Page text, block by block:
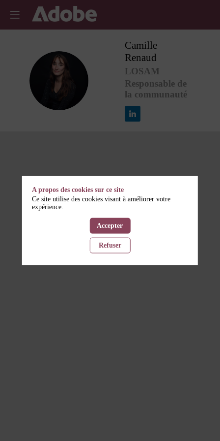
CR
Camille
Renaud
LOSAM
Responsable de
la communauté
A propos des cookies sur ce site
Ce site utilise des cookies visant à améliorer votre
expérience.
Accepter
Refuser